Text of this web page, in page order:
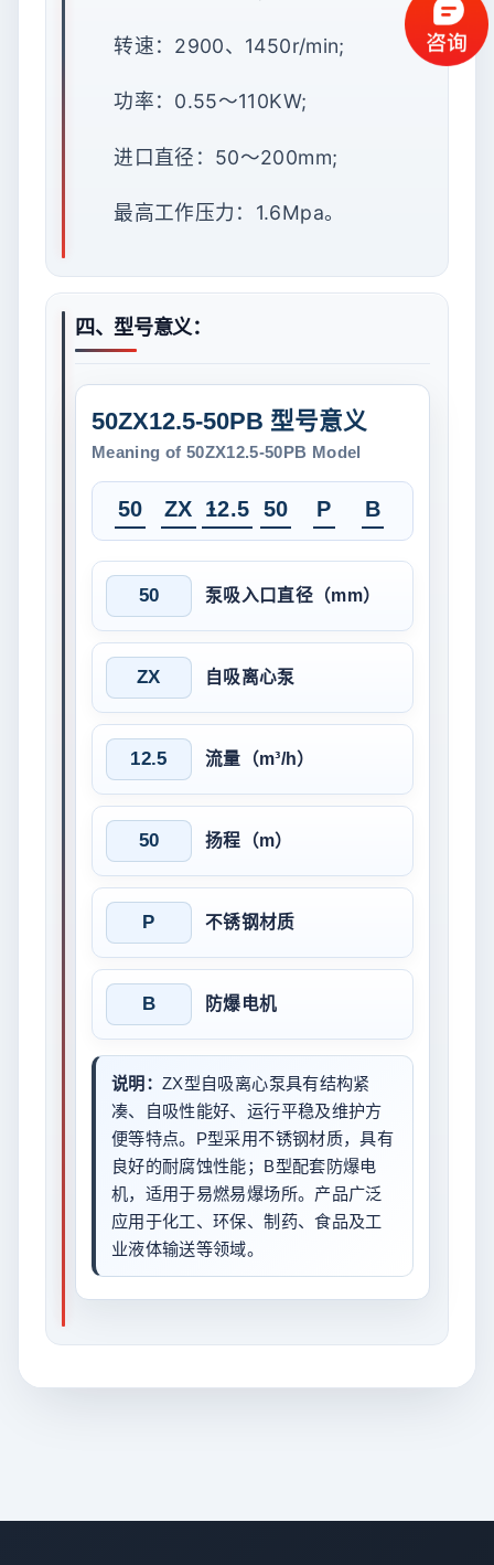
转速：2900、1450r/min;
功率：0.55～110KW;
进口直径：50～200mm;
最高工作压力：1.6Mpa。
四、型号意义：
50ZX12.5-50PB 型号意义
Meaning of 50ZX12.5-50PB Model
50 ZX 12.5 50 P B
-
50 泵吸入口直径（mm）
ZX 自吸离心泵
12.5 流量（m³/h）
50 扬程（m）
P 不锈钢材质
B 防爆电机
说明：ZX型自吸离心泵具有结构紧
凑、自吸性能好、运行平稳及维护方
便等特点。P型采用不锈钢材质，具有
良好的耐腐蚀性能；B型配套防爆电
机，适用于易燃易爆场所。产品广泛
应用于化工、环保、制药、食品及工
业液体输送等领域。